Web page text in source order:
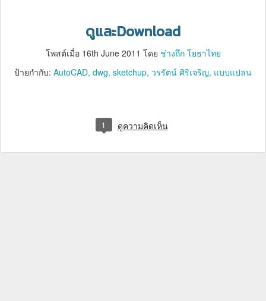
ดูและDownload
โพสต์เมื่อ 16th June 2011 โดย ช่างถึก โยธาไทย
ป้ายกำกับ: AutoCAD dwg sketchup วรรัตน์ ศิริเจริญ แบบแปลน
1 ดูความคิดเห็น